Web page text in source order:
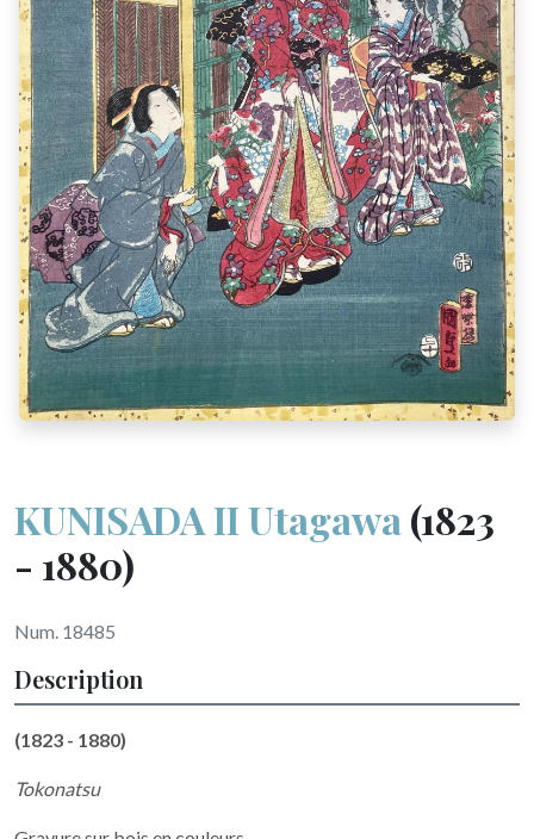
KUNISADA II Utagawa(1823
- 1880)
Num. 18485
Description
(1823 - 1880)
Tokonatsu